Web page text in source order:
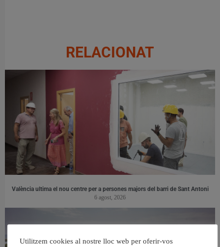
RELACIONAT
València ultima el nou centre per a persones majors del barri de Sant Antoni
6 agost, 2026
Utilitzem cookies al nostre lloc web per oferir-vos